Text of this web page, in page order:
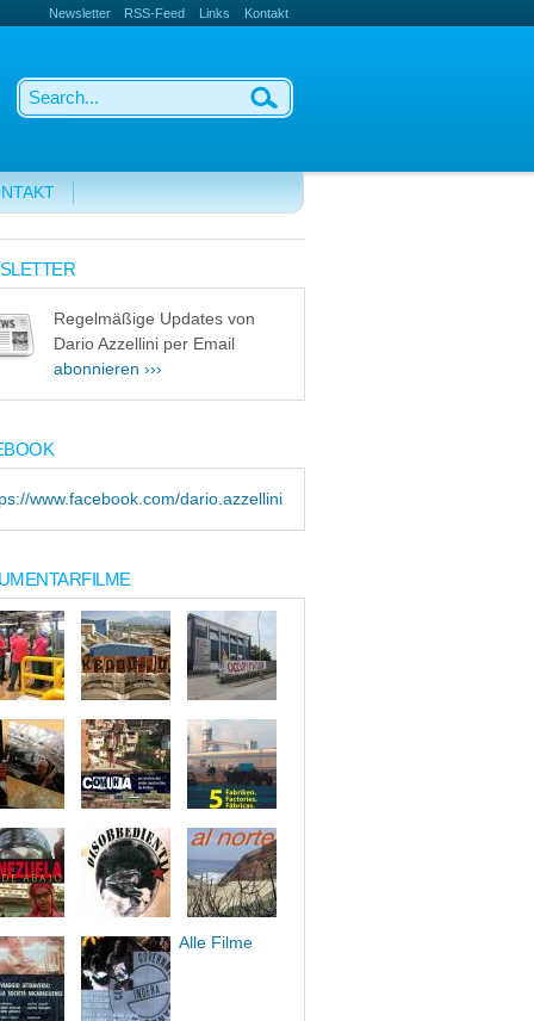
Newsletter RSS-Feed Links Kontakt
Regelmäßige Updates von
Dario Azzellini per Email
abonnieren ›››
www.facebook.com/dario.azzellini
Alle Filme